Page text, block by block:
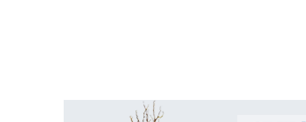
批准后方可开展经营活动。）